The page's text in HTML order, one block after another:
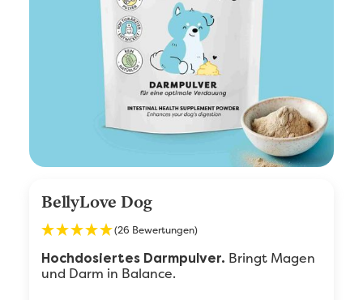
BellyLove Dog
(26 Bewertungen)
Hochdosiertes Darmpulver. Bringt Magen
und Darm in Balance.